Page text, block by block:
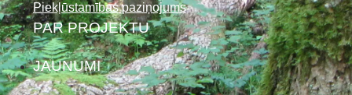
Piekļūstamības paziņojums
PAR PROJEKTU
JAUNUMI